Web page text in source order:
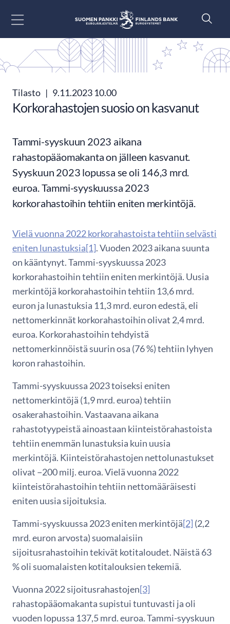
Tilasto | 9.11.2023 10.00
Korkorahastojen suosio on kasvanut
Tammi-syyskuun 2023 aikana
rahastopääomakanta on jälleen kasvanut.
Syyskuun 2023 lopussa se oli 146,3 mrd.
euroa. Tammi-syyskuussa 2023
korkorahastoihin tehtiin eniten merkintöjä.
Vielä vuonna 2022 korkorahastoista tehtiin selvästi
eniten lunastuksia[1]. Vuoden 2023 aikana suunta
on kääntynyt. Tammi-syyskuussa 2023
korkorahastoihin tehtiin eniten merkintöjä. Uusia
merkintöjä korkorahastoihin tehtiin 13,6 mrd.
euron ja lunastuksia 11,3 mrd. euron edestä, eli
nettomerkinnät korkorahastoihin olivat 2,4 mrd.
euroa. Korkorahastoihin tehdyistä
nettomerkinnöistä suurin osa (76 %) tehtiin lyhyen
koron rahastoihin.
Tammi-syyskuussa 2023 toiseksi eniten
nettomerkintöjä (1,9 mrd. euroa) tehtiin
osakerahastoihin. Vastaavana aikana
rahastotyypeistä ainoastaan kiinteistörahastoista
tehtiin enemmän lunastuksia kuin uusia
merkintöjä. Kiinteistörahastojen nettolunastukset
olivat −200 milj. euroa. Vielä vuonna 2022
kiinteistörahastoihin tehtiin nettomääräisesti
eniten uusia sijoituksia.
Tammi-syyskuussa 2023 eniten merkintöjä[2] (2,2
mrd. euron arvosta) suomalaisiin
sijoitusrahastoihin tekivät kotitaloudet. Näistä 63
% oli suomalaisten kotitalouksien tekemiä.
Vuonna 2022 sijoitusrahastojen[3]
rahastopääomakanta supistui tuntuvasti ja oli
vuoden lopussa 137,5 mrd. euroa. Tammi-syyskuun